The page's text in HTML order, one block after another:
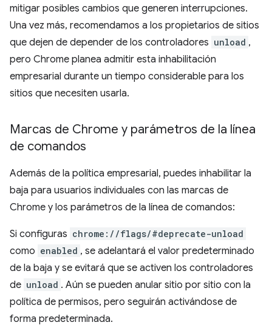
mitigar posibles cambios que generen interrupciones.
Una vez más, recomendamos a los propietarios de sitios
que dejen de depender de los controladores unload ,
pero Chrome planea admitir esta inhabilitación
empresarial durante un tiempo considerable para los
sitios que necesiten usarla.
Marcas de Chrome y parámetros de la línea
de comandos
Además de la política empresarial, puedes inhabilitar la
baja para usuarios individuales con las marcas de
Chrome y los parámetros de la línea de comandos:
Si configuras chrome://flags/#deprecate-unload
como enabled , se adelantará el valor predeterminado
de la baja y se evitará que se activen los controladores
de unload . Aún se pueden anular sitio por sitio con la
política de permisos, pero seguirán activándose de
forma predeterminada.